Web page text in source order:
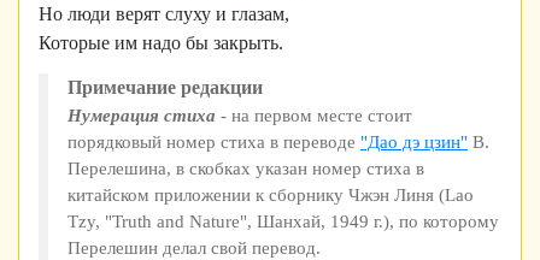
Но люди верят слуху и глазам,
Которые им надо бы закрыть.
Примечание редакции
Нумерация стиха - на первом месте стоит
порядковый номер стиха в переводе "Дао дэ цзин" В.
Перелешина, в скобках указан номер стиха в
китайском приложении к сборнику Чжэн Линя (Lao
Tzy, "Truth and Nature", Шанхай, 1949 г.), по которому
Перелешин делал свой перевод.